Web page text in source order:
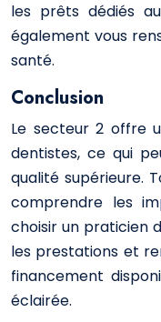
les prêts dédiés
également vous
santé.
Conclusion
Le secteur 2 offre
dentistes, ce qui
qualité supérieure.
comprendre les
choisir un praticien
les prestations et
financement
éclairée.